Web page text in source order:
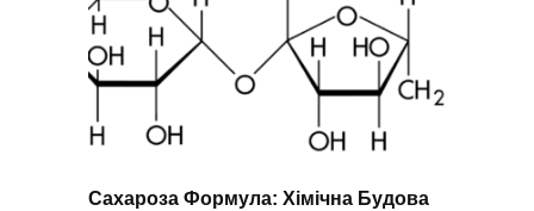
Сахароза Формула: Хімічна Будова